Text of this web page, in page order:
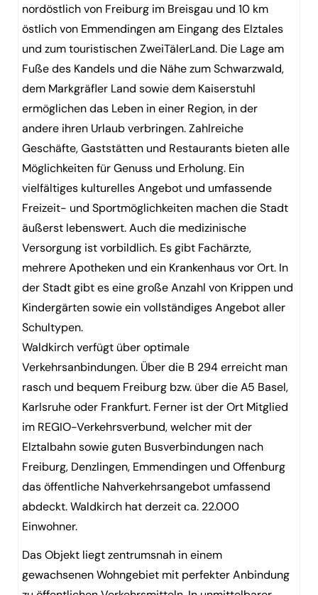
nordöstlich von Freiburg im Breisgau und 10 km
östlich von Emmendingen am Eingang des Elztales
und zum touristischen ZweiTälerLand. Die Lage am
Fuße des Kandels und die Nähe zum Schwarzwald,
dem Markgräfler Land sowie dem Kaiserstuhl
ermöglichen das Leben in einer Region, in der
andere ihren Urlaub verbringen. Zahlreiche
Geschäfte, Gaststätten und Restaurants bieten alle
Möglichkeiten für Genuss und Erholung. Ein
vielfältiges kulturelles Angebot und umfassende
Freizeit- und Sportmöglichkeiten machen die Stadt
äußerst lebenswert. Auch die medizinische
Versorgung ist vorbildlich. Es gibt Fachärzte,
mehrere Apotheken und ein Krankenhaus vor Ort. In
der Stadt gibt es eine große Anzahl von Krippen und
Kindergärten sowie ein vollständiges Angebot aller
Schultypen.
Waldkirch verfügt über optimale
Verkehrsanbindungen. Über die B 294 erreicht man
rasch und bequem Freiburg bzw. über die A5 Basel,
Karlsruhe oder Frankfurt. Ferner ist der Ort Mitglied
im REGIO-Verkehrsverbund, welcher mit der
Elztalbahn sowie guten Busverbindungen nach
Freiburg, Denzlingen, Emmendingen und Offenburg
das öffentliche Nahverkehrsangebot umfassend
abdeckt. Waldkirch hat derzeit ca. 22.000
Einwohner.
Das Objekt liegt zentrumsnah in einem
gewachsenen Wohngebiet mit perfekter Anbindung